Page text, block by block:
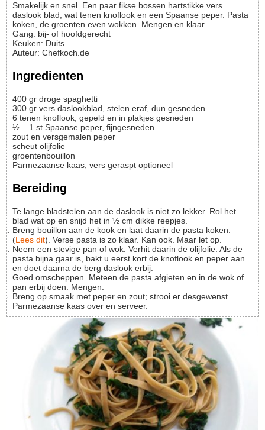
Smakelijk en snel. Een paar fikse bossen hartstikke vers
daslook blad, wat tenen knoflook en een Spaanse peper. Pasta
koken, de groenten even wokken. Mengen en klaar.
Gang: bij- of hoofdgerecht
Keuken: Duits
Auteur: Chefkoch.de
Ingredienten
400 gr droge spaghetti
300 gr vers daslookblad, stelen eraf, dun gesneden
6 tenen knoflook, gepeld en in plakjes gesneden
½ – 1 st Spaanse peper, fijngesneden
zout en versgemalen peper
scheut olijfolie
groentenbouillon
Parmezaanse kaas, vers geraspt optioneel
Bereiding
Te lange bladstelen aan de daslook is niet zo lekker. Rol het
blad wat op en snijd het in ½ cm dikke reepjes.
Breng bouillon aan de kook en laat daarin de pasta koken.
(Lees dit). Verse pasta is zo klaar. Kan ook. Maar let op.
Neem een stevige pan of wok. Verhit daarin de olijfolie. Als de
pasta bijna gaar is, bakt u eerst kort de knoflook en peper aan
en doet daarna de berg daslook erbij.
Goed omscheppen. Meteen de pasta afgieten en in de wok of
pan erbij doen. Mengen.
Breng op smaak met peper en zout; strooi er desgewenst
Parmezaanse kaas over en serveer.